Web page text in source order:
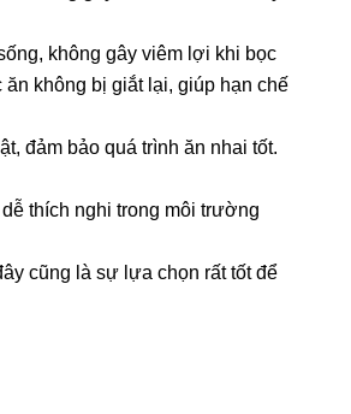
không gây viêm lợi khi bọc
không bị giắt lại, giúp hạn chế
đảm bảo quá trình ăn nhai tốt.
thích nghi trong môi trường
cũng là sự lựa chọn rất tốt để